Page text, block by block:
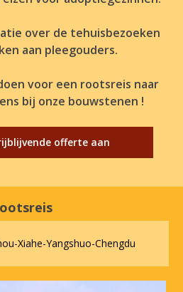
over de tehuisbezoeken
aan pleegouders.
voor een rootsreis naar
bij onze bouwstenen !
offerte aan
Xiahe-Yangshuo-Chengdu